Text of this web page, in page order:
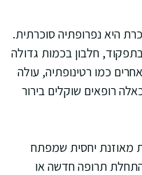
היא נפרופתיה סוכרתית.
חלבון בכמות גדולה
כמו רטינופתיה, עולה
רופאים שוקלים בירור
מאוזנת יחסית שמפתח
תרופה חדשה או